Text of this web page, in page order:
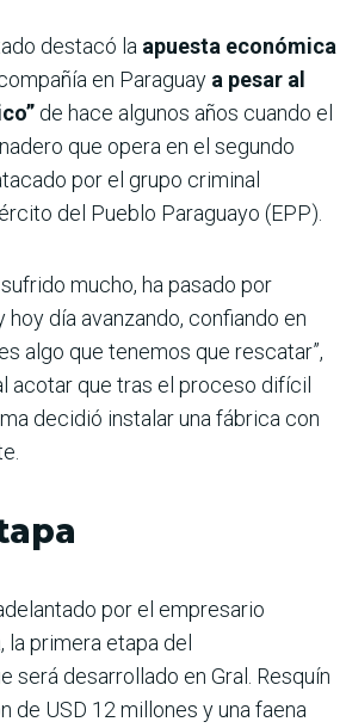
destacó la apuesta económica
en Paraguay a pesar al
de hace algunos años cuando el
que opera en el segundo
por el grupo criminal
del Pueblo Paraguayo (EPP).
mucho, ha pasado por
día avanzando, confiando en
algo que tenemos que rescatar”,
acotar que tras el proceso difícil
decidió instalar una fábrica con
por el empresario
la primera etapa del
será desarrollado en Gral. Resquín
de USD 12 millones y una faena